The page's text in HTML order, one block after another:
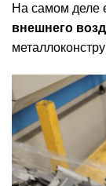
На самом деле
внешнего